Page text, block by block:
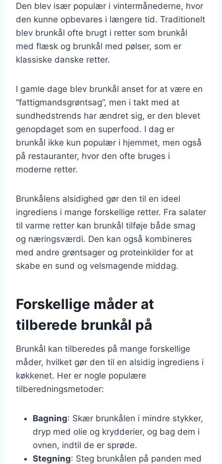
Den blev især populær i vintermånederne, hvor
den kunne opbevares i længere tid. Traditionelt
blev brunkål ofte brugt i retter som brunkål
med flæsk og brunkål med pølser, som er
klassiske danske retter.
I gamle dage blev brunkål anset for at være en
“fattigmandsgrøntsag”, men i takt med at
sundhedstrends har ændret sig, er den blevet
genopdaget som en superfood. I dag er
brunkål ikke kun populær i hjemmet, men også
på restauranter, hvor den ofte bruges i
moderne retter.
Brunkålens alsidighed gør den til en ideel
ingrediens i mange forskellige retter. Fra salater
til varme retter kan brunkål tilføje både smag
og næringsværdi. Den kan også kombineres
med andre grøntsager og proteinkilder for at
skabe en sund og velsmagende middag.
Forskellige måder at
tilberede brunkål på
Brunkål kan tilberedes på mange forskellige
måder, hvilket gør den til en alsidig ingrediens i
køkkenet. Her er nogle populære
tilberedningsmetoder:
Bagning: Skær brunkålen i mindre stykker,
dryp med olie og krydderier, og bag dem i
ovnen, indtil de er sprøde.
Stegning: Steg brunkålen på panden med